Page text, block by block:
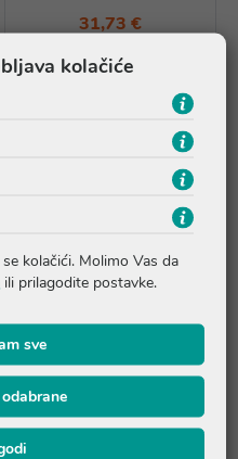
31,73 €
Dodaj u košaricu
DrLuigi papuče - KOŽNE
br.39
kolačiće
kolačići. Molimo Vas da
ili prilagodite postavke.
sve